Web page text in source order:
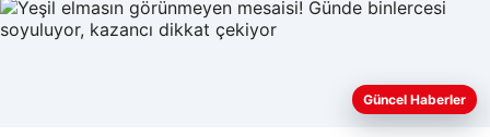
Web sitemizi nasıl kullandığınızı daha iyi anlayabilmek,Güncel Haberler